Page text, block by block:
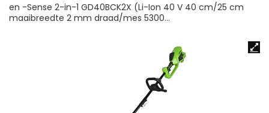
en -Sense 2-in-1 GD40BCK2X (Li-Ion 40 V 40 cm/25 cm
maaibreedte 2 mm draad/mes 5300…